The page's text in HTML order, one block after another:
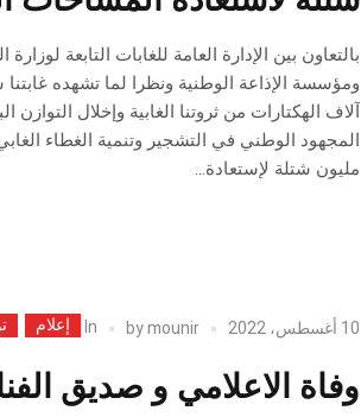
بالتعاون بين الإدارة العامة للغابات التابعة
ومؤسسة الإذاعة الوطنية ونظرا لما تشهده
آلاف الهكتارات من ثروتنا الغابية وإخلال
مليون شتلة لإستعادة...
10 أغسطس، 2022 bymounir
In إعلام
وفاة الاعلامي و صديق